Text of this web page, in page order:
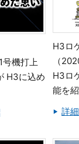
号機打上
H3に込め
H3ロ
（
H3ロ
能を
詳